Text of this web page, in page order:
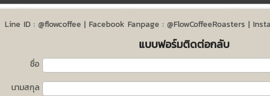
Line ID : @flowcoffee | Facebook Fanpage : @FlowCoffeeRoasters |
แบบฟอร์มติดต่อกลับ
ชื่อ
นามสกุล